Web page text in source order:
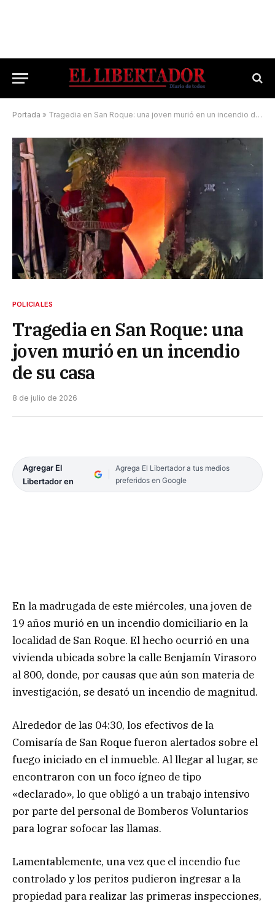
Portada » Tragedia en San Roque: una joven murió en un incendio de su casa
POLICIALES
Tragedia en San Roque: una
joven murió en un incendio
de su casa
8 de julio de 2026
Agregar El
Libertador en
Agrega El Libertador a tus medios
preferidos en Google
En la madrugada de este miércoles, una joven de
19 años murió en un incendio domiciliario en la
localidad de San Roque. El hecho ocurrió en una
vivienda ubicada sobre la calle Benjamín Virasoro
al 800, donde, por causas que aún son materia de
investigación, se desató un incendio de magnitud.
Alrededor de las 04:30, los efectivos de la
Comisaría de San Roque fueron alertados sobre el
fuego iniciado en el inmueble. Al llegar al lugar, se
encontraron con un foco ígneo de tipo
«declarado», lo que obligó a un trabajo intensivo
por parte del personal de Bomberos Voluntarios
para lograr sofocar las llamas.
Lamentablemente, una vez que el incendio fue
controlado y los peritos pudieron ingresar a la
propiedad para realizar las primeras inspecciones,